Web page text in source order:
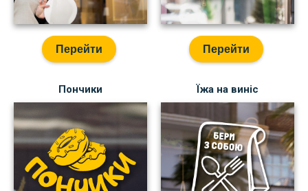
Перейти Перейти
Пончики Їжа на виніс